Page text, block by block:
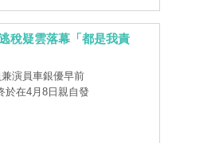
稅疑雲落幕「都是我責
演員車銀優早前
於在4月8日親自發